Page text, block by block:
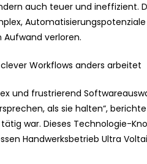
auch teuer und ineffizient.
verloren.
Workflows anders arbeitet
und frustrierend
als sie halten“,
war. Dieses Technologie-
Handwerksbetrieb Ultra